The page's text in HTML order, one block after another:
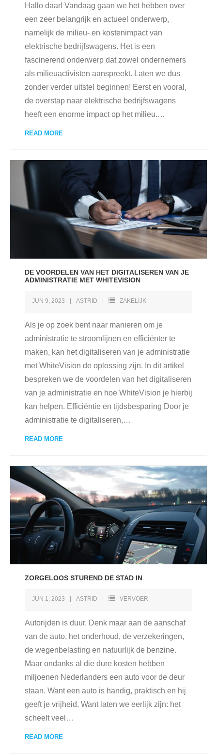
Hallo daar! Vandaag gaan we het hebben over
een zeer belangrijk en actueel onderwerp,
namelijk de milieu- en kostenimpact van
elektrische bedrijfswagens. Het is een
fascinerend onderwerp dat zowel ondernemers
als milieuactivisten aanspreekt. Laten we dus
zonder verder uitstel beginnen! Eerst en vooral,
de overstap naar elektrische bedrijfswagens
heeft een enorme impact op het milieu.…
READ MORE
DE VOORDELEN VAN HET DIGITALISEREN VAN JE
ADMINISTRATIE MET WHITEVISION
JUN 9, 2023 ASTRID ZAKELIJK
Als je op zoek bent naar manieren om je
administratie te stroomlijnen en efficiënter te
maken, kan het digitaliseren van je administratie
met WhiteVision de oplossing zijn. In dit artikel
bespreken we de voordelen van het digitaliseren
van je administratie en hoe WhiteVision je hierbij
kan helpen. Efficiëntie en tijdsbesparing Door je
administratie te digitaliseren,…
READ MORE
ZORGELOOS STUREND DE STAD IN
JUN 1, 2023 ASTRID VERVOER
Autorijden is duur. Denk maar aan de aanschaf
van de auto, het onderhoud, de verzekeringen,
de wegenbelasting en natuurlijk de benzine.
Maar ondanks al die dure kosten hebben
miljoenen Nederlanders een auto voor de deur
staan. Want een auto is handig, praktisch en hij
geeft je vrijheid. Want laten we eerlijk zijn: het
scheelt veel …
READ MORE